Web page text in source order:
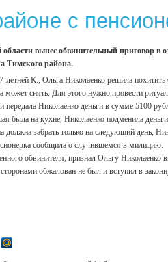
с
вынес обвинительный приговор в
Тимского района.
К., Ольга Николаенко решила
может снять. Для этого нужно провести
передала Николаенко деньги в сумме 5100
была на кухне, Николаенко подменила
должна забрать только на следующий день,
сообщила о случившемся в милицию.
обвинителя, признал Ольгу
обжалован не был и вступил в